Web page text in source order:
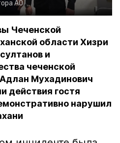
АО
Чеченской
области Хизри
и
чеченской
Мухадинович
действия гостя
нарушил